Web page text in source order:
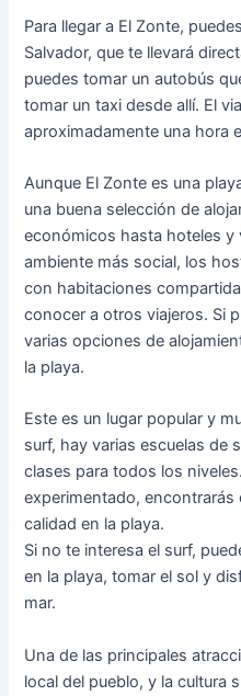
Para llegar a El Zonte,
Salvador, que te llevará
puedes tomar un autobús
tomar un taxi desde allí. El
aproximadamente una hora
Aunque El Zonte es una
una buena selección de
económicos hasta hoteles y
ambiente más social, los
con habitaciones
conocer a otros viajeros. Si
varias opciones de
la playa.
Este es un lugar popular y
surf, hay varias escuelas de
clases para todos los
experimentado,
calidad en la playa.
Si no te interesa el surf,
en la playa, tomar el sol y
mar.
Una de las principales
local del pueblo, y la cultura